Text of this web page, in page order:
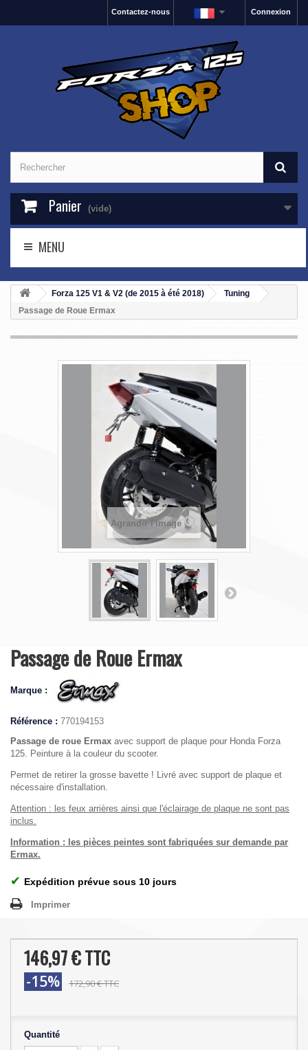
Connexion
Contactez-nous
Panier (vide)
MENU
Forza 125 V1 & V2 (de 2015 à été 2018)
Tuning
Passage de Roue Ermax
Agrandir l'image
Passage de Roue Ermax
Marque :
Référence : 770194153
Passage de roue Ermax avec support de plaque pour Honda Forza
125. Peinture à la couleur du scooter.
Permet de retirer la grosse bavette ! Livré avec support de plaque et
nécessaire d'installation.
Attention : les feux arrières ainsi que l'éclairage de plaque ne sont pas
inclus.
Information : les pièces peintes sont fabriquées sur demande par
Ermax.
✔ Expédition prévue sous 10 jours
Imprimer
146,97 €TTC
-15% 172,90 €TTC
Quantité